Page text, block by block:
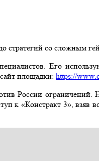
стратегий со сложным
Его
площадки: https://
России
к «Констракт 3», взяв